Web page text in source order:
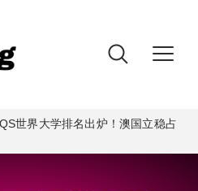
世界大学排名出炉！澳国立稳占